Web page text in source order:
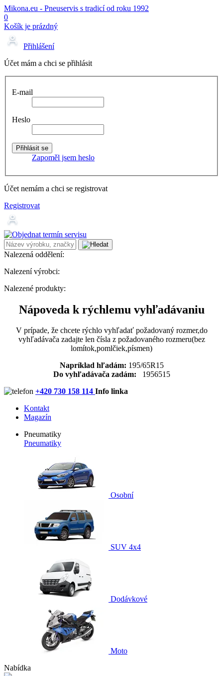
Mikona.eu - Pneuservis s tradicí od roku 1992
0
Košík je prázdný
Přihlášení
Účet mám a chci se přihlásit
E-mail
Heslo
Zapoměl jsem heslo
Účet nemám a chci se registrovat
Registrovat
Nalezená oddělení:
Nalezení výrobci:
Nalezené produkty:
Nápoveda k rýchlemu vyhľadávaniu
V prípade, že chcete rýchlo vyhľadať požadovaný rozmer,do
vyhľadávača zadajte len čísla z požadovaného rozmeru(bez
lomítok,pomlčiek,písmen)
Napríklad hľadám: 195/65R15
Do vyhľadávača zadám: 1956515
+420 730 158 114 Info linka
Kontakt
Magazín
Pneumatiky
Pneumatiky
Osobní
SUV 4x4
Dodávkové
Moto
Nabídka